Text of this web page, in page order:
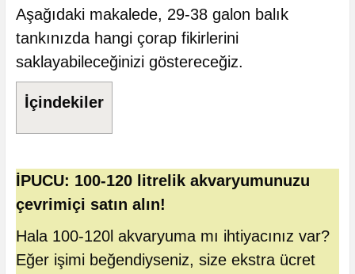
Aşağıdaki makalede, 29-38 galon balık
tankınızda hangi çorap fikirlerini
saklayabileceğinizi göstereceğiz.
İçindekiler
İPUCU: 100-120 litrelik akvaryumunuzu
çevrimiçi satın alın!
Hala 100-120l akvaryuma mı ihtiyacınız var?
Eğer işimi beğendiyseniz, size ekstra ücret